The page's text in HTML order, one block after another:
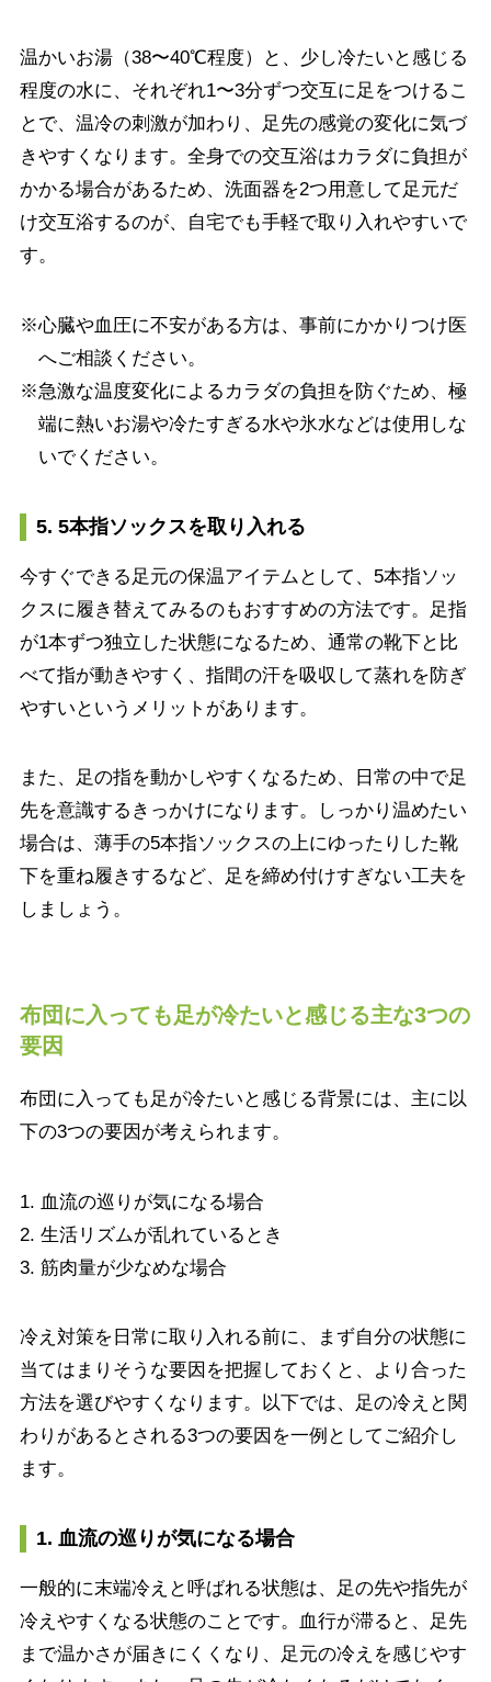
温かいお湯（38〜40℃程度）と、少し冷たいと感じる
程度の水に、それぞれ1〜3分ずつ交互に足をつけるこ
とで、温冷の刺激が加わり、足先の感覚の変化に気づ
きやすくなります。全身での交互浴はカラダに負担が
かかる場合があるため、洗面器を2つ用意して足元だ
け交互浴するのが、自宅でも手軽で取り入れやすいで
す。
※心臓や血圧に不安がある方は、事前にかかりつけ医
へご相談ください。
※急激な温度変化によるカラダの負担を防ぐため、極
端に熱いお湯や冷たすぎる水や氷水などは使用しな
いでください。
5. 5本指ソックスを取り入れる
今すぐできる足元の保温アイテムとして、5本指ソッ
クスに履き替えてみるのもおすすめの方法です。足指
が1本ずつ独立した状態になるため、通常の靴下と比
べて指が動きやすく、指間の汗を吸収して蒸れを防ぎ
やすいというメリットがあります。
また、足の指を動かしやすくなるため、日常の中で足
先を意識するきっかけになります。しっかり温めたい
場合は、薄手の5本指ソックスの上にゆったりした靴
下を重ね履きするなど、足を締め付けすぎない工夫を
しましょう。
布団に入っても足が冷たいと感じる主な3つの
要因
布団に入っても足が冷たいと感じる背景には、主に以
下の3つの要因が考えられます。
1. 血流の巡りが気になる場合
2. 生活リズムが乱れているとき
3. 筋肉量が少なめな場合
冷え対策を日常に取り入れる前に、まず自分の状態に
当てはまりそうな要因を把握しておくと、より合った
方法を選びやすくなります。以下では、足の冷えと関
わりがあるとされる3つの要因を一例としてご紹介し
ます。
1. 血流の巡りが気になる場合
一般的に末端冷えと呼ばれる状態は、足の先や指先が
冷えやすくなる状態のことです。血行が滞ると、足先
まで温かさが届きにくくなり、足元の冷えを感じやす